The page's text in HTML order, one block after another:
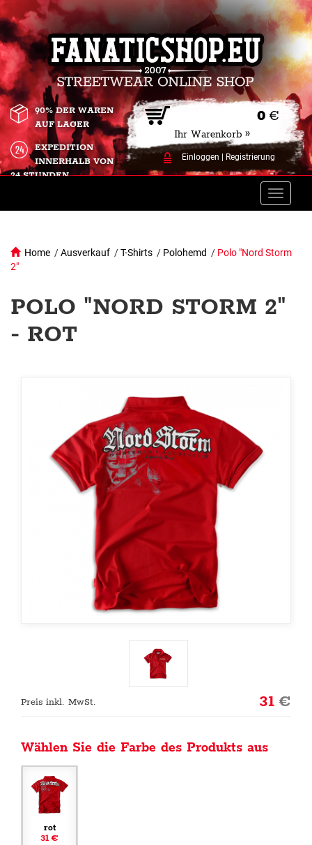
0 €
Ihr Warenkorb »
Einloggen Registrierung
90% DER WAREN
AUF LAGER
EXPEDITION
INNERHALB VON
24 STUNDEN.
Toggle
Home /Ausverkauf /T-Shirts / Polohemd / Polo "Nord Storm
2"
POLO "NORD STORM 2"
- ROT
Preis inkl. MwSt. 31€
Wählen Sie die Farbe des Produkts aus
rot
31 €